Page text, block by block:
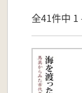
全41件中 1